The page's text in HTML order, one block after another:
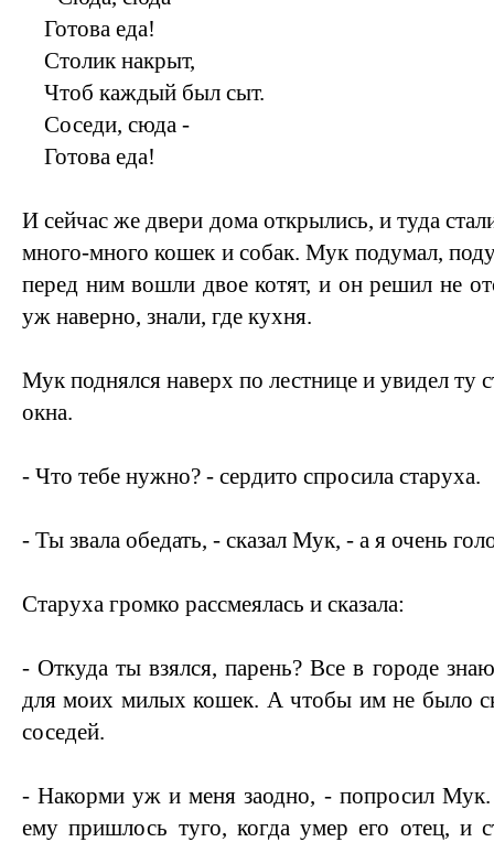
Готова еда!
Столик накрыт,
Чтоб каждый был сыт.
Соседи, сюда -
Готова еда!
И сейчас же двери дома открылись, и туда
много-много кошек и собак. Мук подумал,
перед ним вошли двое котят, и он решил не
уж наверно, знали, где кухня.
Мук поднялся наверх по лестнице и увидел ту
окна.
- Что тебе нужно? - сердито спросила старуха.
- Ты звала обедать, - сказал Мук, - а я очень
Старуха громко рассмеялась и сказала:
- Откуда ты взялся, парень? Все в городе
для моих милых кошек. А чтобы им не было
соседей.
- Накорми уж и меня заодно, - попросил Мук.
ему пришлось туго, когда умер его отец, и